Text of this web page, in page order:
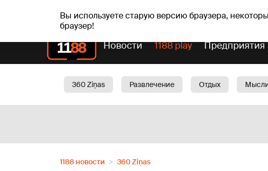
Вы используете старую версию браузера,
браузер!
чт, 06.08.2026. +25°C Aisma, Askolds Прогноз погоды
Новости 1188 play Предприятия
360 Ziņas Развлечение Отдых
1188 новости 360 Ziņas